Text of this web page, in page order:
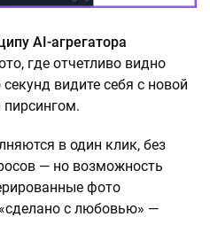
AI-агрегатора
где отчетливо видно
видите себя с новой
в один клик, без
— но возможность
фото
с любовью» —